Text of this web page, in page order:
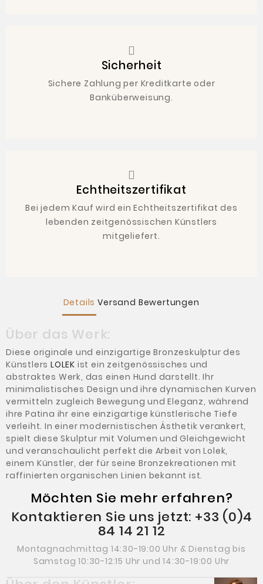
Sicherheit
Sichere Zahlung per Kreditkarte oder
Banküberweisung.
Echtheitszertifikat
Bei jedem Kauf wird ein Echtheitszertifikat des
lebenden zeitgenössischen Künstlers
mitgeliefert.
Details Versand Bewertungen
Über das Werk:
Diese originale und einzigartige Bronzeskulptur des
Künstlers LOLEK ist ein zeitgenössisches und
abstraktes Werk, das einen Hund darstellt. Ihr
minimalistisches Design und ihre dynamischen Kurven
vermitteln zugleich Bewegung und Eleganz, während
ihre Patina ihr eine einzigartige künstlerische Tiefe
verleiht. In einer modernistischen Ästhetik verankert,
spielt diese Skulptur mit Volumen und Gleichgewicht
und veranschaulicht perfekt die Arbeit von Lolek,
einem Künstler, der für seine Bronzekreationen mit
raffinierten organischen Linien bekannt ist.
Möchten Sie mehr erfahren?
Kontaktieren Sie uns jetzt: +33 (0)4
84 14 21 12
Montagnachmittag 14:30-19:00 Uhr & Dienstag bis
Samstag 10:30-12:15 Uhr und 14:30-19:00 Uhr